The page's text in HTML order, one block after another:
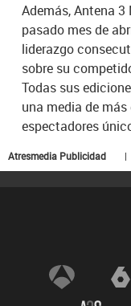
Además, Antena
pasado mes de
liderazgo
sobre su
Todas sus
una media de
espectadores
Atresmedia Publicidad |